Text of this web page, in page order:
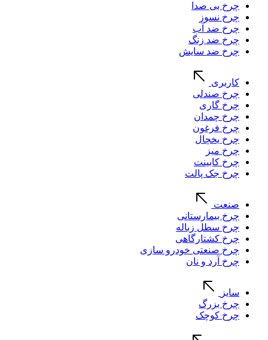
چرخ بی صدا
چرخ نسوز
چرخ ضد آب
چرخ ضد زنگ
چرخ ضد سایش
کاربری
چرخ صندلی
چرخ گاری
چرخ چمدان
چرخ فرغون
چرخ یخچال
چرخ میز
چرخ کابینت
چرخ جک پالت
صنعت
چرخ بیمارستانی
چرخ سطل زباله
چرخ کشتارگاهی
چرخ صنعتی خودرو سازی
چرخ آرد و نان
سایز
چرخ بزرگ
چرخ کوچک